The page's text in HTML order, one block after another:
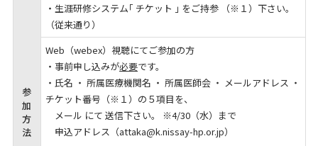
参
加
方
法
・生涯研修システム｢ チケット ｣ をご持参 （※１）下さい。
（従来通り）
Web（webex）視聴にてご参加の方
・事前申し込みが必要です。
・氏名 ・ 所属医療機関名 ・ 所属医師会 ・ メールアドレス ・
チケット番号（※１）の５項目を、
メール にて 送信下さい。 ※4/30（水）まで
申込アドレス（attaka@k.nissay-hp.or.jp）